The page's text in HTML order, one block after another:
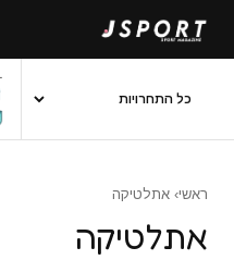
לתוכן
ראשי› אתלטיקה
אתלטיקה